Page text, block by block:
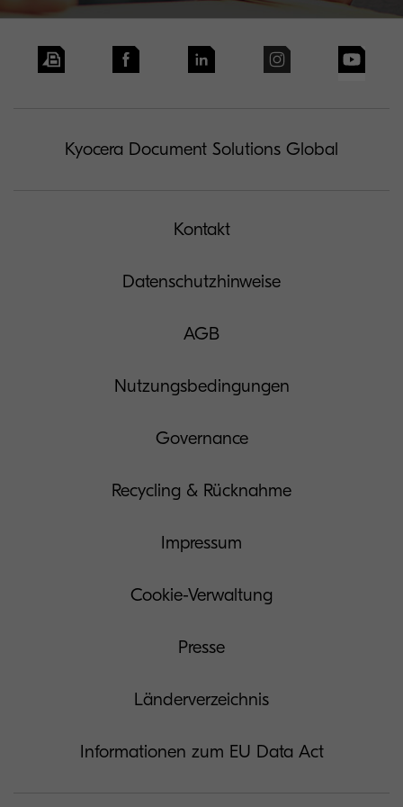
Kyocera Document Solutions Global
Kontakt
Datenschutzhinweise
AGB
Nutzungsbedingungen
Governance
Recycling & Rücknahme
Impressum
Cookie-Verwaltung
Presse
Länderverzeichnis
Informationen zum EU Data Act